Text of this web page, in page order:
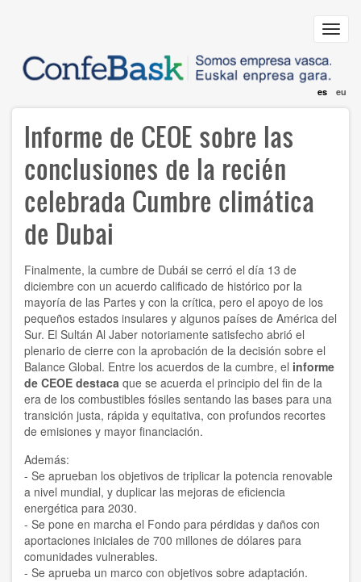
principal
es eu
Informe de CEOE sobre las
conclusiones de la recién
celebrada Cumbre climática
de Dubai
Finalmente, la cumbre de Dubái se cerró el día 13 de
diciembre con un acuerdo calificado de histórico por la
mayoría de las Partes y con la crítica, pero el apoyo de los
pequeños estados insulares y algunos países de América del
Sur. El Sultán Al Jaber notoriamente satisfecho abrió el
plenario de cierre con la aprobación de la decisión sobre el
Balance Global. Entre los acuerdos de la cumbre, el informe
de CEOE destaca que se acuerda el principio del fin de la
era de los combustibles fósiles sentando las bases para una
transición justa, rápida y equitativa, con profundos recortes
de emisiones y mayor financiación.
Además:
- Se aprueban los objetivos de triplicar la potencia renovable
a nivel mundial, y duplicar las mejoras de eficiencia
energética para 2030.
- Se pone en marcha el Fondo para pérdidas y daños con
aportaciones iniciales de 700 millones de dólares para
comunidades vulnerables.
- Se aprueba un marco con objetivos sobre adaptación.